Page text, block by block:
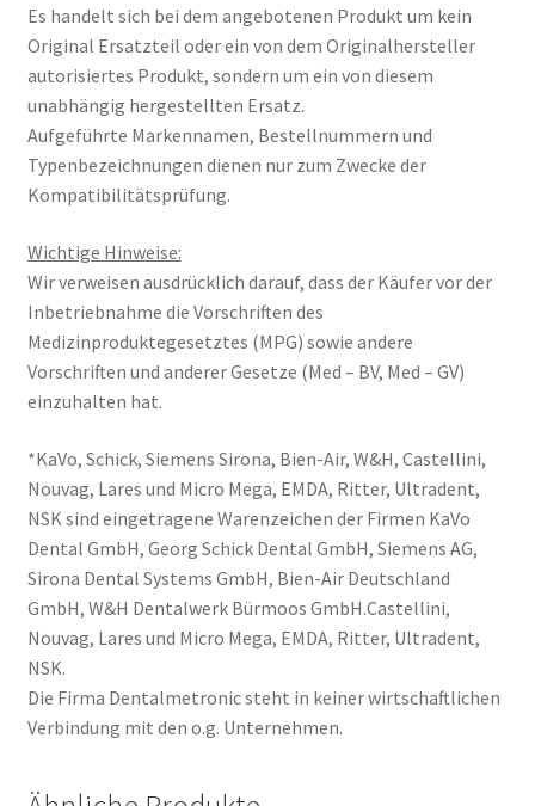
Es handelt sich bei dem angebotenen Produkt um kein
Original Ersatzteil oder ein von dem Originalhersteller
autorisiertes Produkt, sondern um ein von diesem
unabhängig hergestellten Ersatz.
Aufgeführte Markennamen, Bestellnummern und
Typenbezeichnungen dienen nur zum Zwecke der
Kompatibilitätsprüfung.
Wichtige Hinweise:
Wir verweisen ausdrücklich darauf, dass der Käufer vor der
Inbetriebnahme die Vorschriften des
Medizinproduktegesetztes (MPG) sowie andere
Vorschriften und anderer Gesetze (Med – BV, Med – GV)
einzuhalten hat.
*KaVo, Schick, Siemens Sirona, Bien-Air, W&H, Castellini,
Nouvag, Lares und Micro Mega, EMDA, Ritter, Ultradent,
NSK sind eingetragene Warenzeichen der Firmen KaVo
Dental GmbH, Georg Schick Dental GmbH, Siemens AG,
Sirona Dental Systems GmbH, Bien-Air Deutschland
GmbH, W&H Dentalwerk Bürmoos GmbH.Castellini,
Nouvag, Lares und Micro Mega, EMDA, Ritter, Ultradent,
NSK.
Die Firma Dentalmetronic steht in keiner wirtschaftlichen
Verbindung mit den o.g. Unternehmen.